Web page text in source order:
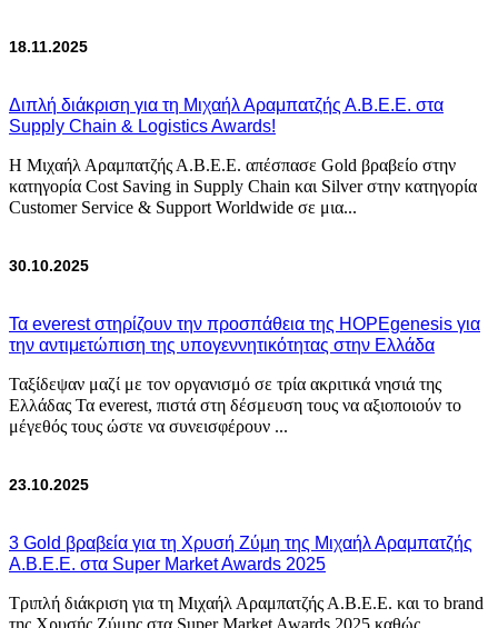
18.11.2025
Διπλή διάκριση για τη Μιχαήλ Αραμπατζής Α.Β.Ε.Ε. στα
Supply Chain & Logistics Awards!
Η Μιχαήλ Αραμπατζής Α.Β.Ε.Ε. απέσπασε Gold βραβείο στην
κατηγορία Cost Saving in Supply Chain και Silver στην κατηγορία
Customer Service & Support Worldwide σε μια...
30.10.2025
Τα everest στηρίζουν την προσπάθεια της HOPEgenesis για
την αντιμετώπιση της υπογεννητικότητας στην Ελλάδα
Ταξίδεψαν μαζί με τον οργανισμό σε τρία ακριτικά νησιά της
Ελλάδας Τα everest, πιστά στη δέσμευση τους να αξιοποιούν το
μέγεθός τους ώστε να συνεισφέρουν ...
23.10.2025
3 Gold βραβεία για τη Χρυσή Ζύμη της Μιχαήλ Αραμπατζής
Α.Β.Ε.Ε. στα Super Market Awards 2025
Τριπλή διάκριση για τη Μιχαήλ Αραμπατζής Α.Β.Ε.Ε. και το brand
της Χρυσής Ζύμης στα Super Market Awards 2025 καθώς